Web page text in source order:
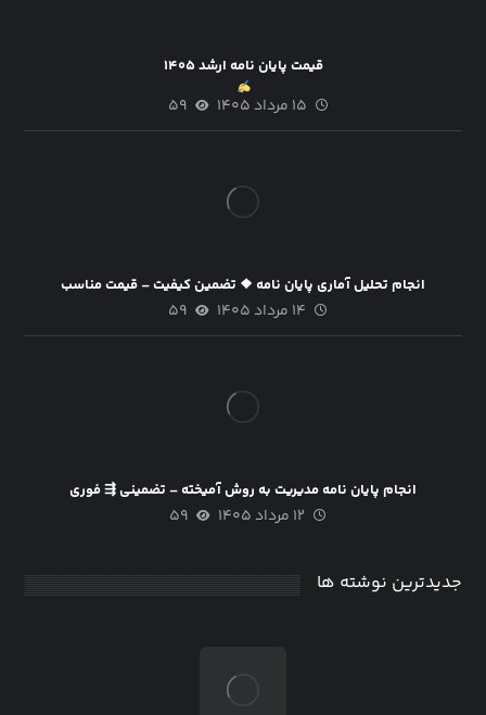
قیمت پایان نامه ارشد ۱۴۰۵
۱۵ مرداد ۱۴۰۵ ۵۹
انجام تحلیل آماری پایان نامه ❖ تضمین کیفیت – قیمت مناسب
۱۴ مرداد ۱۴۰۵ ۵۹
انجام پایان نامه مدیریت به روش آمیخته – تضمینی ⇶ فوری
۱۲ مرداد ۱۴۰۵ ۵۹
جدیدترین نوشته ها